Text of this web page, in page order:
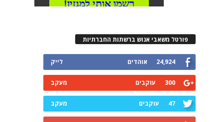
פורטל משאבי אנוש ברשתות החברתיות
24,924 אוהדים לייק
300 עוקבים מעקב
47 עוקבים מעקב